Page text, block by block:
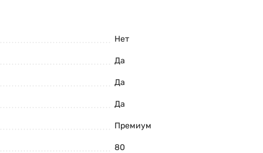
Нет
Да
Да
Да
Премиум
80